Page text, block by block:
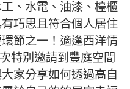
、水電、油漆、檯櫃
巧思且符合個人居住
節之一！適逢西洋情
特別邀請到豐庭空間
家分享如何透過高自